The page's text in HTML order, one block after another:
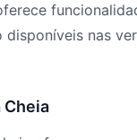
disponíveis nas
Cheia